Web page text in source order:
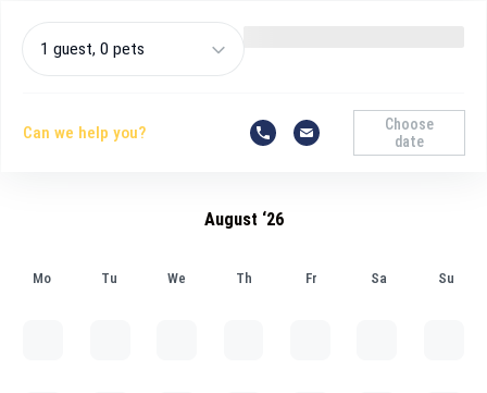
1 guest, 0 pets
Can we help you?
Choose
date
August ‘26
Mo Tu We Th Fr Sa Su